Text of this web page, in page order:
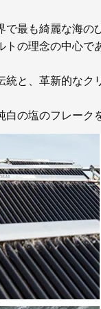
最も綺麗な海の
の理念の中心
と、革新的なク
の塩のフレーク